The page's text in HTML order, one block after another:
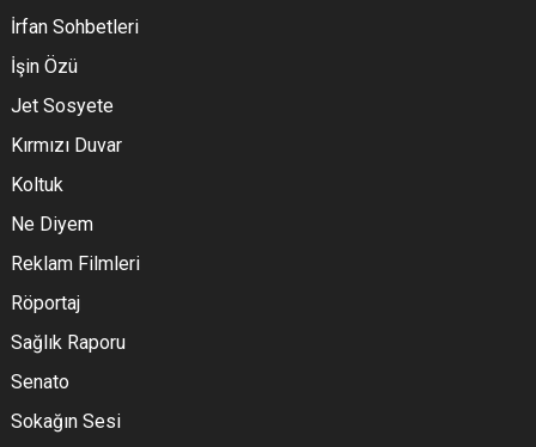
İrfan Sohbetleri
İşin Özü
Jet Sosyete
Kırmızı Duvar
Koltuk
Ne Diyem
Reklam Filmleri
Röportaj
Sağlık Raporu
Senato
Sokağın Sesi